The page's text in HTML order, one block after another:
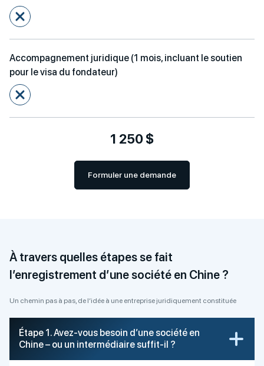
Accompagnement juridique (1 mois, incluant le soutien
pour le visa du fondateur)
1 250 $
Formuler une demande
À travers quelles étapes se fait
l’enregistrement d’une société en Chine ?
Un chemin pas à pas, de l’idée à une entreprise juridiquement constituée
Étape 1. Avez-vous besoin d’une société en
Chine – ou un intermédiaire suffit-il ?